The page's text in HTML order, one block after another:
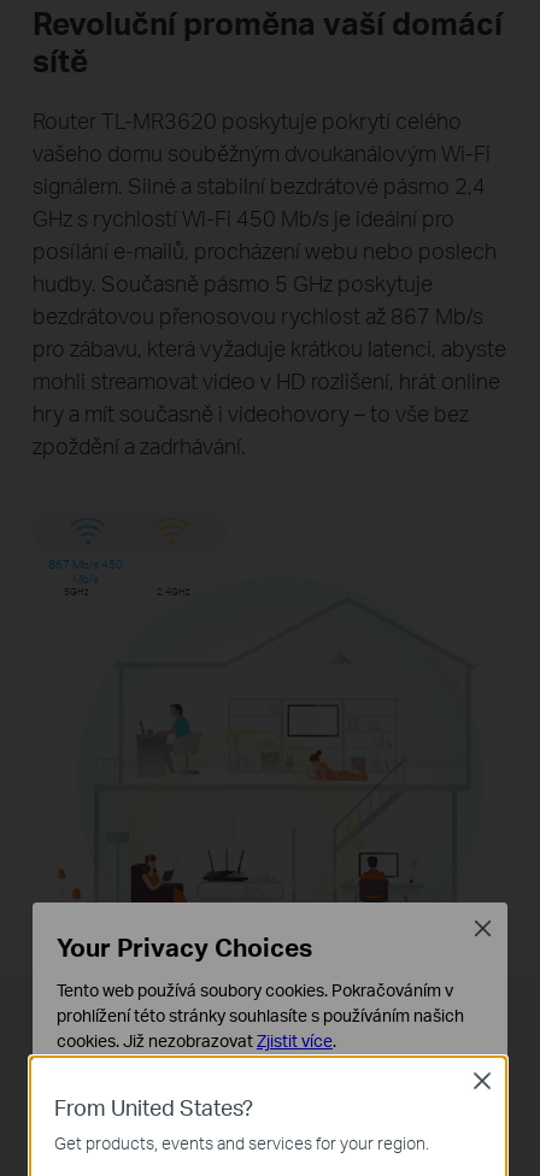
Revoluční proměna vaší domácí
sítě
Router TL-MR3620 poskytuje pokrytí celého
vašeho domu souběžným dvoukanálovým Wi-Fi
signálem. Silné a stabilní bezdrátové pásmo 2,4
GHz s rychlostí Wi-Fi 450 Mb/s je ideální pro
posílání e-mailů, procházení webu nebo poslech
hudby. Současně pásmo 5 GHz poskytuje
bezdrátovou přenosovou rychlost až 867 Mb/s
pro zábavu, která vyžaduje krátkou latenci, abyste
mohli streamovat video v HD rozlišení, hrát online
hry a mít současně i videohovory – to vše bez
zpoždění a zadrhávání.
867 Mb/s 450
Mb/s
5GHz 2.4GHz
Silný signál,
From United States?
Get products, events and services for your region.
Close
Your Privacy Choices
Tento web používá soubory cookies. Pokračováním v
prohlížení této stránky souhlasíte s používáním našich
cookies.Již nezobrazovatZjistit více.
Tyto cookies jsou nezbytné pro fungování webových
stránek a nelze je ve vašich systémech deaktivovat.
Close